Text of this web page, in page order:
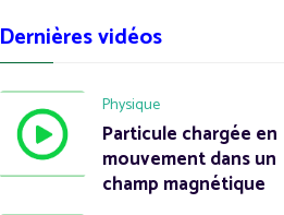
Dernières vidéos
Physique
Particule chargée en
mouvement dans un
champ magnétique